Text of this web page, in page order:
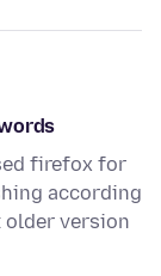
firefox for
according
older version